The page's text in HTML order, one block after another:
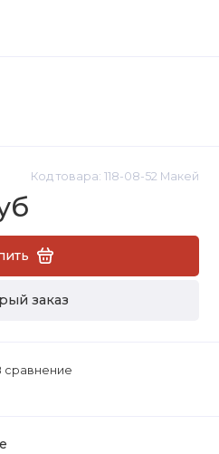
Код товара: 118-08-52 Макей
заказ
сравнение